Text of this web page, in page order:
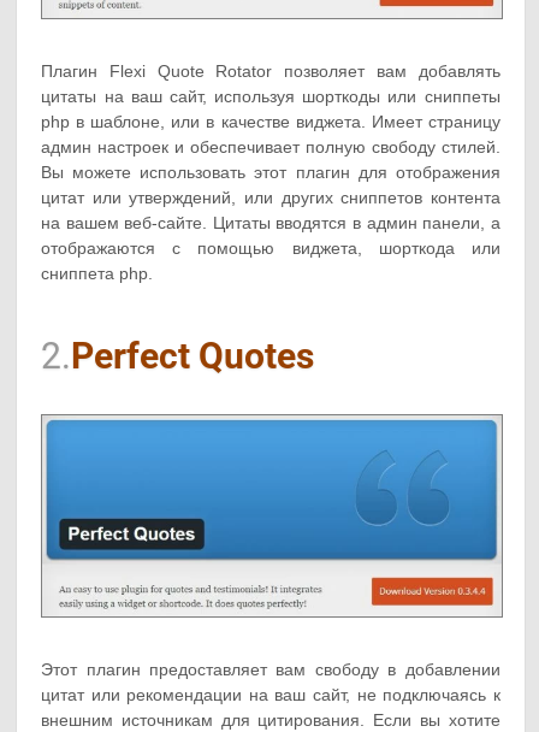
Плагин Flexi Quote Rotator позволяет вам добавлять
цитаты на ваш сайт, используя шорткоды или сниппеты
php в шаблоне, или в качестве виджета. Имеет страницу
админ настроек и обеспечивает полную свободу стилей.
Вы можете использовать этот плагин для отображения
цитат или утверждений, или других сниппетов контента
на вашем веб-сайте. Цитаты вводятся в админ панели, а
отображаются с помощью виджета, шорткода или
сниппета php.
2.Perfect Quotes
Этот плагин предоставляет вам свободу в добавлении
цитат или рекомендации на ваш сайт, не подключаясь к
внешним источникам для цитирования. Если вы хотите